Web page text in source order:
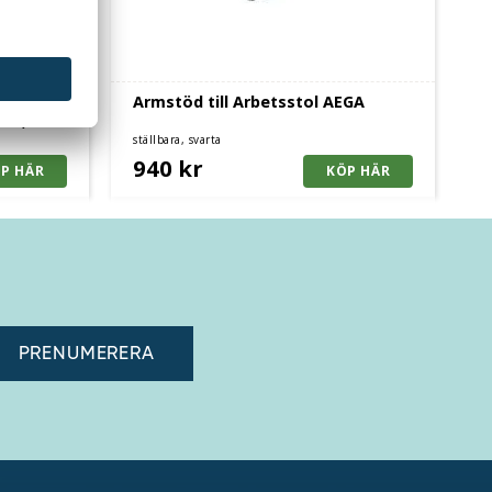
Armstöd till Arbetsstol AEGA
ställbara, svarta
940 kr